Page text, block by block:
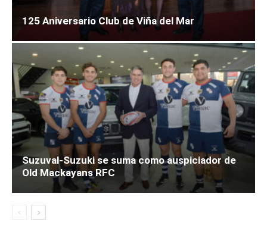
125 Aniversario Club de Viña del Mar
Suzuval-Suzuki se suma como auspiciador de
Old Mackayans RFC